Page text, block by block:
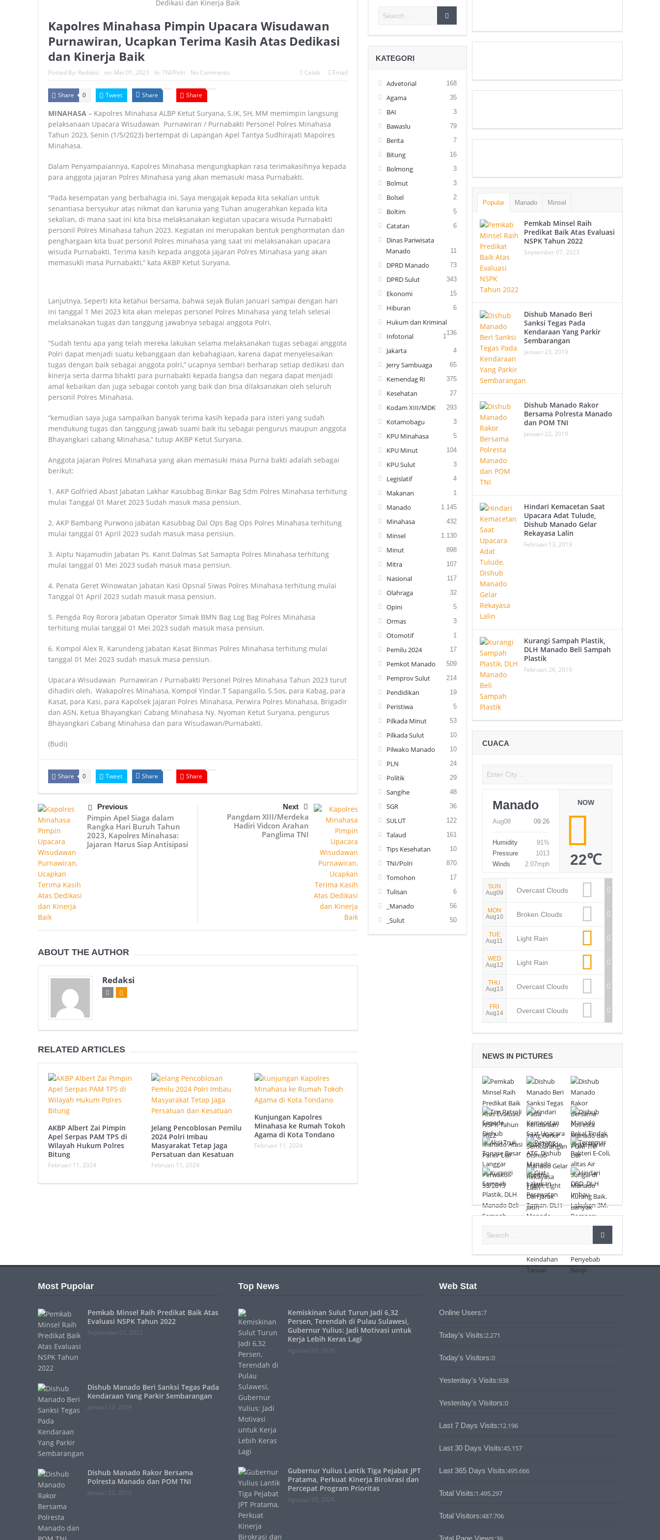
Kapolres Minahasa Pimpin Upacara Wisudawan
Purnawiran, Ucapkan Terima Kasih Atas Dedikasi
dan Kinerja Baik
Posted By: Redaksi on: Mei 01, 2023 In: TNI/Polri No Comments Cetak Email
Share 0 Tweet Share Share
MINAHASA – Kapolres Minahasa ALBP Ketut Suryana, S.IK, SH, MM memimpin langsung
pelaksanaan Upacara Wisudawan Purnawiran / Purnabakti Personel Polres Minahasa
Tahun 2023, Senin (1/5/2023) bertempat di Lapangan Apel Tantya Sudhirajati Mapolres
Minahasa.
Dalam Penyampaiannya, Kapolres Minahasa mengungkapkan rasa terimakasihnya kepada
para anggota jajaran Polres Minahasa yang akan memasuki masa Purnabakti.
“Pada kesempatan yang berbahagia ini, Saya mengajak kepada kita sekalian untuk
senantiasa bersyukur atas nikmat dan karunia yang Tuhan anugerahkan kepada kita
sekalian, di mana saat ini kita bisa melaksanakan kegiatan upacara wisuda Purnabakti
personil Polres Minahasa tahun 2023. Kegiatan ini merupakan bentuk penghormatan dan
penghargaan kita buat personil Polres minahasa yang saat ini melaksanakan upacara
wisuda Purnabakti. Terima kasih kepada anggota jajaran Polres Minahasa yang akan
memasukli masa Purnabakti,” kata AKBP Ketut Suryana.
Lanjutnya, Seperti kita ketahui bersama, bahwa sejak Bulan Januari sampai dengan hari
ini tanggal 1 Mei 2023 kita akan melepas personel Polres Minahasa yang telah selesai
melaksanakan tugas dan tanggung jawabnya sebagai anggota Polri.
“Sudah tentu apa yang telah mereka lakukan selama melaksanakan tugas sebagai anggota
Polri dapat menjadi suatu kebanggaan dan kebahagiaan, karena dapat menyelesaikan
tugas dengan baik sebagai anggota polri,” ucapnya sembari berharap setiap dedikasi dan
kinerja serta darma bhakti para purnabakti kepada bangsa dan negara dapat menjadi
amal kebaikan dan juga sebagai contoh yang baik dan bisa dilaksanakan oleh seluruh
personil Polres Minahasa.
“kemudian saya juga sampaikan banyak terima kasih kepada para isteri yang sudah
mendukung tugas dan tanggung jawab suami baik itu sebagai pengurus maupun anggota
Bhayangkari cabang Minahasa,” tutup AKBP Ketut Suryana.
Anggota Jajaran Polres Minahasa yang akan memasuki masa Purna bakti adalah sebagai
berikut:
1. AKP Golfried Abast Jabatan Lakhar Kasubbag Binkar Bag Sdm Polres Minahasa terhitung
mulai Tanggal 01 Maret 2023 Sudah masuk masa pensiun.
2. AKP Bambang Purwono jabatan Kasubbag Dal Ops Bag Ops Polres Minahasa terhitung
mulai tanggal 01 April 2023 sudah masuk masa pensiun.
3. Aiptu Najamudin Jabatan Ps. Kanit Dalmas Sat Samapta Polres Minahasa terhitung
mulai tanggal 01 Mei 2023 sudah masuk masa pensiun.
4. Penata Geret Winowatan Jabatan Kasi Opsnal Siwas Polres Minahasa terhitung mulai
Tanggal 01 April 2023 sudah masuk masa pensiun.
5. Pengda Roy Rorora Jabatan Operator Simak BMN Bag Log Bag Polres Minahasa
terhitung mulai tanggal 01 Mei 2023 sudah masuk masa pensiun.
6. Kompol Alex R. Karundeng Jabatan Kasat Binmas Polres Minahasa terhitung mulai
tanggal 01 Mei 2023 sudah masuk masa pensiun.
Upacara Wisudawan Purnawiran / Purnabakti Personel Polres Minahasa Tahun 2023 turut
dihadiri oleh, Wakapolres Minahasa, Kompol Yindar.T Sapangallo, S.Sos, para Kabag, para
Kasat, para Kasi, para Kapolsek Jajaran Polres Minahasa, Perwira Polres Minahasa, Brigadir
dan ASN, Ketua Bhayangkari Cabang Minahasa Ny. Nyoman Ketut Suryana, pengurus
Bhayangkari Cabang Minahasa dan para Wisudawan/Purnabakti.
(Budi)
Share 0 Tweet Share Share
Previous
Pimpin Apel Siaga dalam
Rangka Hari Buruh Tahun
2023, Kapolres Minahasa:
Jajaran Harus Siap Antisipasi
Next
Pangdam XIII/Merdeka
Hadiri Vidcon Arahan
Panglima TNI
ABOUT THE AUTHOR
Redaksi
RELATED ARTICLES
AKBP Albert Zai Pimpin
Apel Serpas PAM TPS di
Wilayah Hukum Polres
Bitung
Februari 11, 2024
Jelang Pencoblosan Pemilu
2024 Polri Imbau
Masyarakat Tetap Jaga
Persatuan dan Kesatuan
Februari 11, 2024
Kunjungan Kapolres
Minahasa ke Rumah Tokoh
Agama di Kota Tondano
Februari 11, 2024
KATEGORI
Advetorial 168
Agama 35
BAI 3
Bawaslu 79
Berita 7
Bitung 16
Bolmong 3
Bolmut 3
Bolsel 2
Boltim 5
Catatan 6
Dinas Pariwisata
Manado
11
DPRD Manado 73
DPRD Sulut 343
Ekonomi 15
Hiburan 6
Hukum dan Kriminal
136
Infotorial 1
Jakarta 4
Jerry Sambuaga 65
Kemendag RI 375
Kesehatan 27
Kodam XIII/MDK 293
Kotamobagu 3
KPU Minahasa 5
KPU Minut 104
KPU Sulut 3
Legislatif 4
Makanan 1
Manado 1.145
Minahasa 432
Minsel 1.130
Minut 898
Mitra 107
Nasional 117
Olahraga 32
Opini 5
Ormas 3
Otomotif 1
Pemilu 2024 17
Pemkot Manado 509
Pemprov Sulut 214
Pendidikan 19
Peristiwa 5
Pilkada Minut 53
Pilkada Sulut 10
Pilwako Manado 10
PLN 24
Politik 29
Sangihe 48
SGR 36
SULUT 122
Talaud 161
Tips Kesehatan 10
TNI/Polri 870
Tomohon 17
Tulisan 6
_Manado 56
_Sulut 50
Popular Manado Minsel
Pemkab Minsel Raih
Predikat Baik Atas Evaluasi
NSPK Tahun 2022
September 07, 2023
Dishub Manado Beri
Sanksi Tegas Pada
Kendaraan Yang Parkir
Sembarangan
Januari 23, 2019
Dishub Manado Rakor
Bersama Polresta Manado
dan POM TNI
Januari 22, 2019
Hindari Kemacetan Saat
Upacara Adat Tulude,
Dishub Manado Gelar
Rekayasa Lalin
Februari 13, 2019
Kurangi Sampah Plastik,
DLH Manado Beli Sampah
Plastik
Februari 26, 2019
CUACA
Manado
Aug08 09:26
Humidity
91%
Pressure
1013
Winds
2.07mph
NOW
22℃
SUN
Aug09
Overcast Clouds
MON
Aug10
Broken Clouds
TUE
Aug11
Light Rain
WED
Aug12
Light Rain
THU
Aug13
Overcast Clouds
FRI
Aug14
Overcast Clouds
NEWS IN PICTURES
Most Pupolar
Pemkab Minsel Raih Predikat Baik Atas
Evaluasi NSPK Tahun 2022
September 07, 2023
Dishub Manado Beri Sanksi Tegas Pada
Kendaraan Yang Parkir Sembarangan
Januari 23, 2019
Dishub Manado Rakor Bersama
Polresta Manado dan POM TNI
Januari 22, 2019
Top News
Kemiskinan Sulut Turun Jadi 6,32
Persen, Terendah di Pulau Sulawesi,
Gubernur Yulius: Jadi Motivasi untuk
Kerja Lebih Keras Lagi
Agustus 05, 2026
Gubernur Yulius Lantik Tiga Pejabat JPT
Pratama, Perkuat Kinerja Birokrasi dan
Percepat Program Prioritas
Agustus 05, 2026
Web Stat
Online Users:7
Today's Visits:2.271
Today's Visitors:0
Yesterday's Visits:938
Yesterday's Visitors:0
Last 7 Days Visits:12.196
Last 30 Days Visits:45.157
Last 365 Days Visits:495.666
Total Visits:1.495.297
Total Visitors:487.706
Total Page Views: